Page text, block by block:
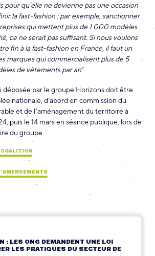
pour qu’elle ne devienne pas une occasion
la fast-fashion : par exemple, sanctionner
qui mettent plus de 1 000 modèles
ce ne serait pas suffisant. Si nous voulons
fin à la fast-fashion en France, il faut un
marques qui commercialisent plus de 5
de vêtements par an”.
déposée par le groupe Horizons doit être
nationale, d’abord en commission du
et de l’aménagement du territoire à
puis le 14 mars en séance publique, lors de
du groupe.
COALITION
: LES ONG DEMANDENT UNE LOI
LES PRATIQUES DU SECTEUR DE